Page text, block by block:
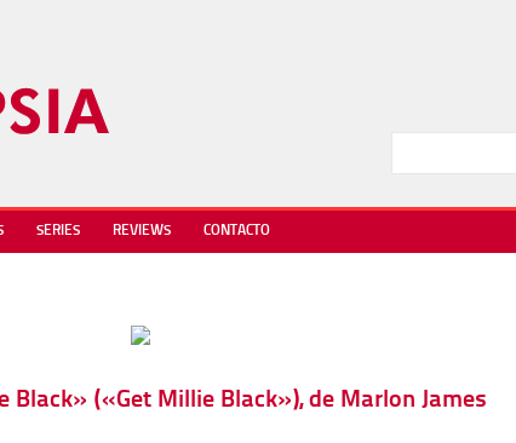
SERIES REVIEWS CONTACTO
Black» («Get Millie Black»), de Marlon James